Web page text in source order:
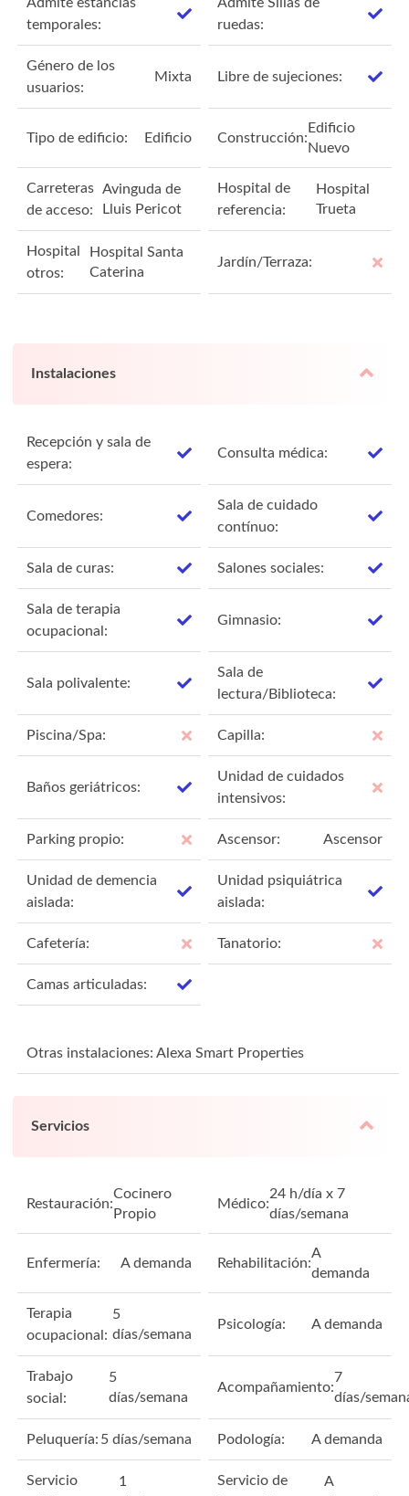
temporales:
ruedas:
Género de los
usuarios:
Mixta Libre de sujeciones:
Tipo de edificio: Edificio Construcción:
Edificio
Nuevo
Carreteras
de acceso:
Avinguda de
Lluis Pericot
Hospital de
referencia:
Hospital
Trueta
Hospital
otros:
Hospital Santa
Caterina
Jardín/Terraza:
Instalaciones
Recepción y sala de
espera:
Consulta médica:
Comedores:
Sala de cuidado
contínuo:
Sala de curas: Salones sociales:
Sala de terapia
ocupacional:
Gimnasio:
Sala polivalente:
Sala de
lectura/Biblioteca:
Piscina/Spa: Capilla:
Baños geriátricos:
Unidad de cuidados
intensivos:
Parking propio: Ascensor: Ascensor
Unidad de demencia
aislada:
Unidad psiquiátrica
aislada:
Cafetería: Tanatorio:
Camas articuladas:
Otras instalaciones: Alexa Smart Properties
Servicios
Restauración:
Cocinero
Propio
Médico:
24 h/día x 7
días/semana
Enfermería: A demanda Rehabilitación:
A
demanda
Terapia
ocupacional:
5
días/semana
Psicología: A demanda
Trabajo
social:
5
días/semana
Acompañamiento:
7
días/
Peluquería: 5 días/semana Podología: A demanda
Servicio
1
Servicio de
A